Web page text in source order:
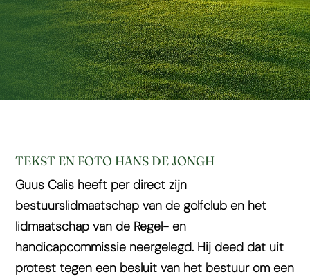
TEKST EN FOTO HANS DE JONGH
Guus Calis heeft per direct zijn
bestuurslidmaatschap van de golfclub en het
lidmaatschap van de Regel- en
handicapcommissie neergelegd. Hij deed dat uit
protest tegen een besluit van het bestuur om een